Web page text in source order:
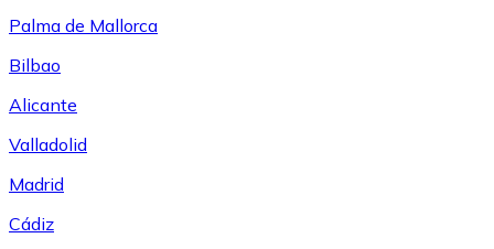
Palma de Mallorca
Bilbao
Alicante
Valladolid
Madrid
Cádiz